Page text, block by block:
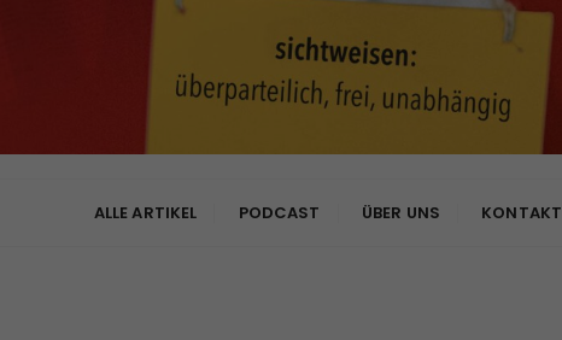
ALLE ARTIKEL PODCAST ÜBER UNS KONTAKT